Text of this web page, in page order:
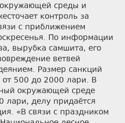
среды и
контроль за
с приближением
По информации
вырубка самшита, его
ветвей
Размер санкций
от 500 до 2000 лари. В
окружающей среде
делу придаётся
«В связи с праздником